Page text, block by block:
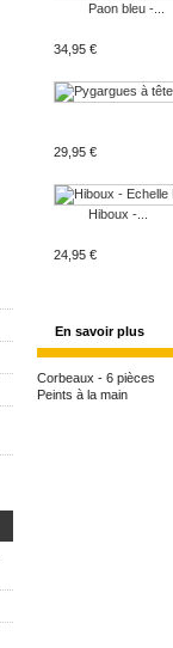
Paon bleu -...
34,95 €
29,95 €
Hiboux -...
24,95 €
En savoir plus
Corbeaux - 6 pièces
Peints à la main